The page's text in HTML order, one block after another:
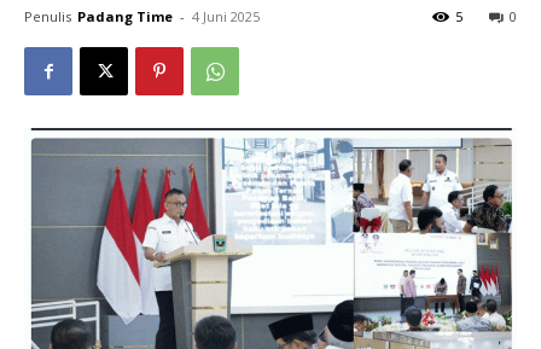
Penulis Padang Time - 4 Juni 2025 0
5